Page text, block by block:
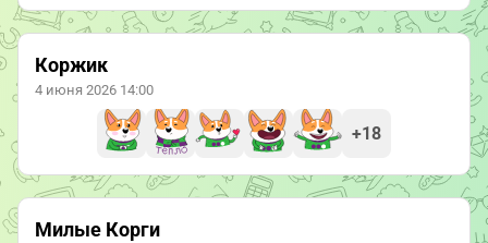
Коржик
4 июня 2026 14:00
+18
Милые Корги